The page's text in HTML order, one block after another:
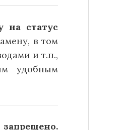
на статус
в том
и т.п.,
удобным